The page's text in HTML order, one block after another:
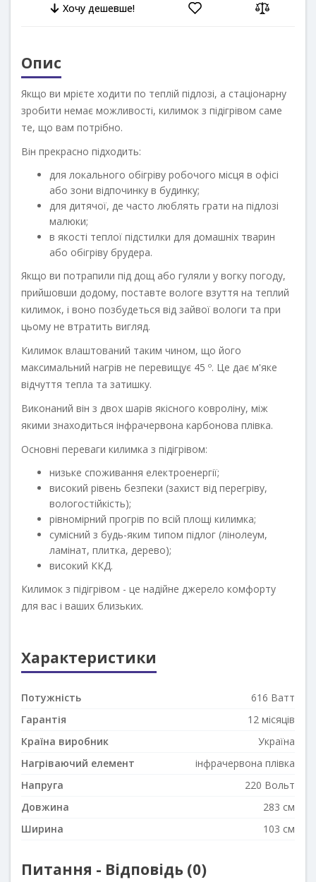
Хочу дешевше!
Опис
Якщо ви мрієте ходити по теплій підлозі, а стаціонарну
зробити немає можливості, килимок з підігрівом саме
те, що вам потрібно.
Він прекрасно підходить:
для локального обігріву робочого місця в офісі
або зони відпочинку в будинку;
для дитячої, де часто люблять грати на підлозі
малюки;
в якості теплої підстилки для домашніх тварин
або обігріву брудера.
Якщо ви потрапили під дощ або гуляли у вогку погоду,
прийшовши додому, поставте вологе взуття на теплий
килимок, і воно позбудеться від зайвої вологи та при
цьому не втратить вигляд.
Килимок влаштований таким чином, що його
максимальний нагрів не перевищує 45 º. Це дає м'яке
відчуття тепла та затишку.
Виконаний він з двох шарів якісного ковроліну, між
якими знаходиться інфрачервона карбонова плівка.
Основні переваги килимка з підігрівом:
низьке споживання електроенергії;
високий рівень безпеки (захист від перегріву,
вологостійкість);
рівномірний прогрів по всій площі килимка;
сумісний з будь-яким типом підлог (лінолеум,
ламінат, плитка, дерево);
високий ККД.
Килимок з підігрівом - це надійне джерело комфорту
для вас і ваших близьких.
Характеристики
Потужність
616 Ватт
Гарантія
12 місяців
Країна виробник
Україна
Нагріваючий елемент
інфрачервона плівка
Напруга
220 Вольт
Довжина
283 см
Ширина
103 см
Питання - Відповідь (0)